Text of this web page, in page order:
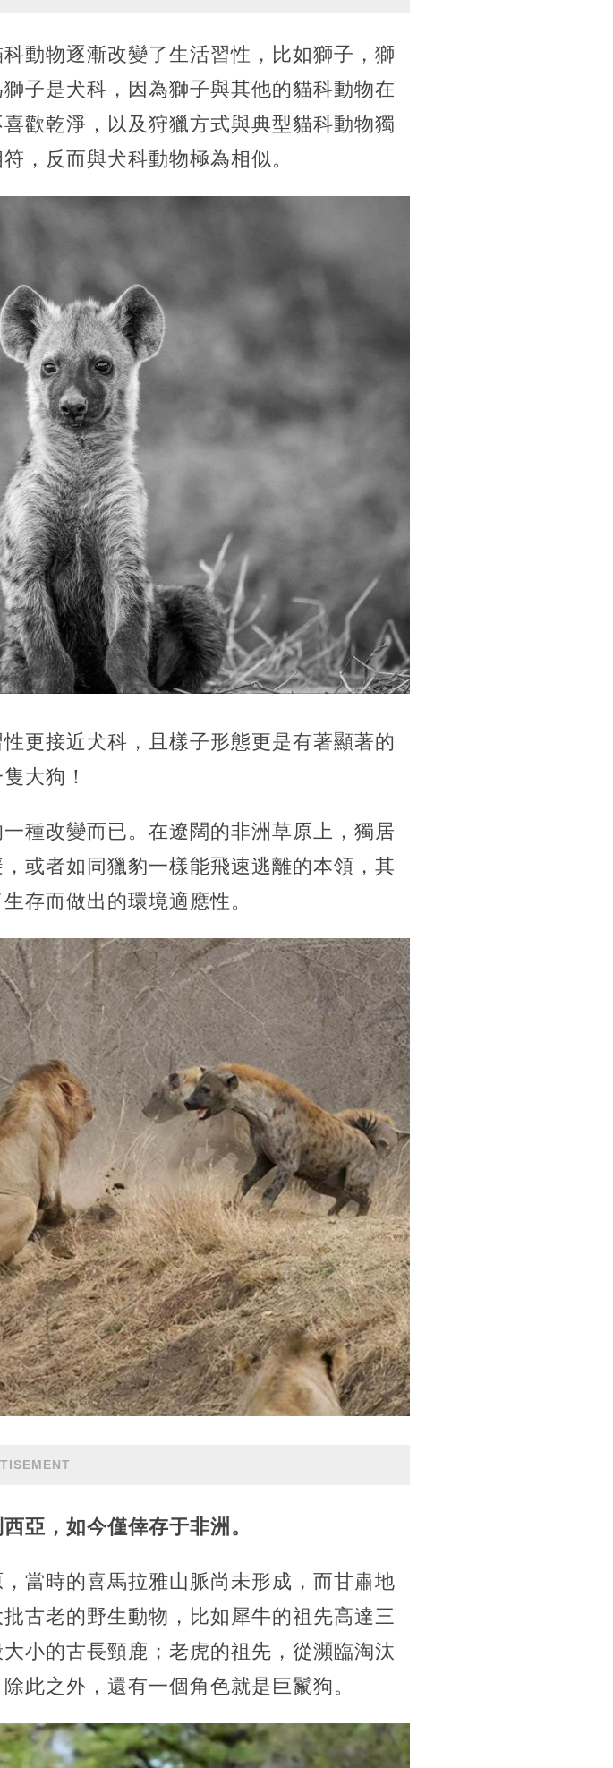
動物逐漸改變了生活習性，比如獅子，獅
子是犬科，因為獅子與其他的貓科動物在
歡乾淨，以及狩獵方式與典型貓科動物獨
，反而與犬科動物極為相似。
更接近犬科，且樣子形態更是有著顯著的
大狗！
種改變而已。在遼闊的非洲草原上，獨居
或者如同獵豹一樣能飛速逃離的本領，其
存而做出的環境適應性。
亞，如今僅倖存于非洲。
當時的喜馬拉雅山脈尚未形成，而甘肅地
古老的野生動物，比如犀牛的祖先高達三
小的古長頸鹿；老虎的祖先，從瀕臨淘汰
此之外，還有一個角色就是巨鬣狗。